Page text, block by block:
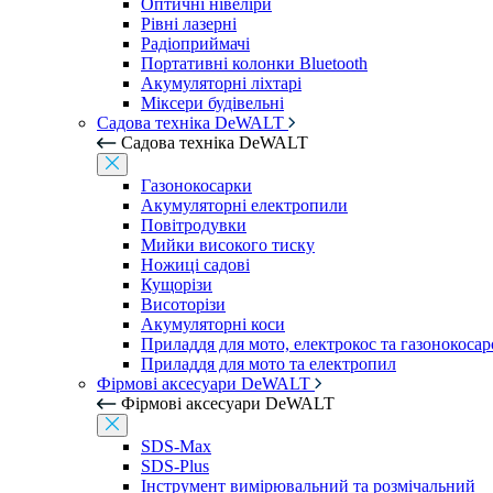
Оптичні нівеліри
Рівні лазерні
Радіоприймачі
Портативні колонки Bluetooth
Акумуляторні ліхтарі
Міксери будівельні
Садова техніка DeWALT
Садова техніка DeWALT
Газонокосарки
Акумуляторні електропили
Повітродувки
Мийки високого тиску
Ножиці садові
Кущорізи
Висоторізи
Акумуляторні коси
Приладдя для мото, електрокос та
Приладдя для мото та електропил
Фірмові аксесуари DeWALT
Фірмові аксесуари DeWALT
SDS-Max
SDS-Plus
Інструмент вимірювальний та розмічальний